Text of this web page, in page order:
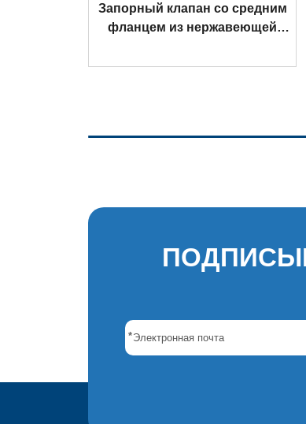
Запорный клапан со средним
фланцем из нержавеющей
*